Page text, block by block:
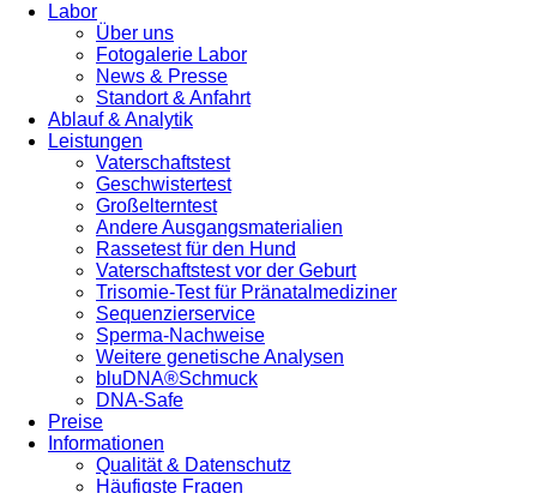
Labor
Über uns
Fotogalerie Labor
News & Presse
Standort & Anfahrt
Ablauf & Analytik
Leistungen
Vaterschaftstest
Geschwistertest
Großelterntest
Andere Ausgangsmaterialien
Rassetest für den Hund
Vaterschaftstest vor der Geburt
Trisomie-Test für Pränatalmediziner
Sequenzierservice
Sperma-Nachweise
Weitere genetische Analysen
bluDNA®Schmuck
DNA-Safe
Preise
Informationen
Qualität & Datenschutz
Häufigste Fragen